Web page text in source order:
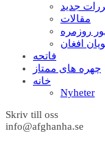
جديد
مقالات
روزمره
افغان
فاتحه
چهره های ممتاز
خانه
Nyheter
Skriv till oss
info@afghanha.se